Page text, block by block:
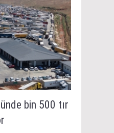
bin 500 tır